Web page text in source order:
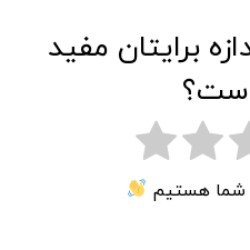
برایتان مفید
شما هستیم